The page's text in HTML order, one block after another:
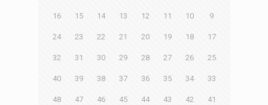
9
10
11
12
13
14
15
16
17
18
19
20
21
22
23
24
25
26
27
28
29
30
31
32
33
34
35
36
37
38
39
40
41
42
43
44
45
46
47
48